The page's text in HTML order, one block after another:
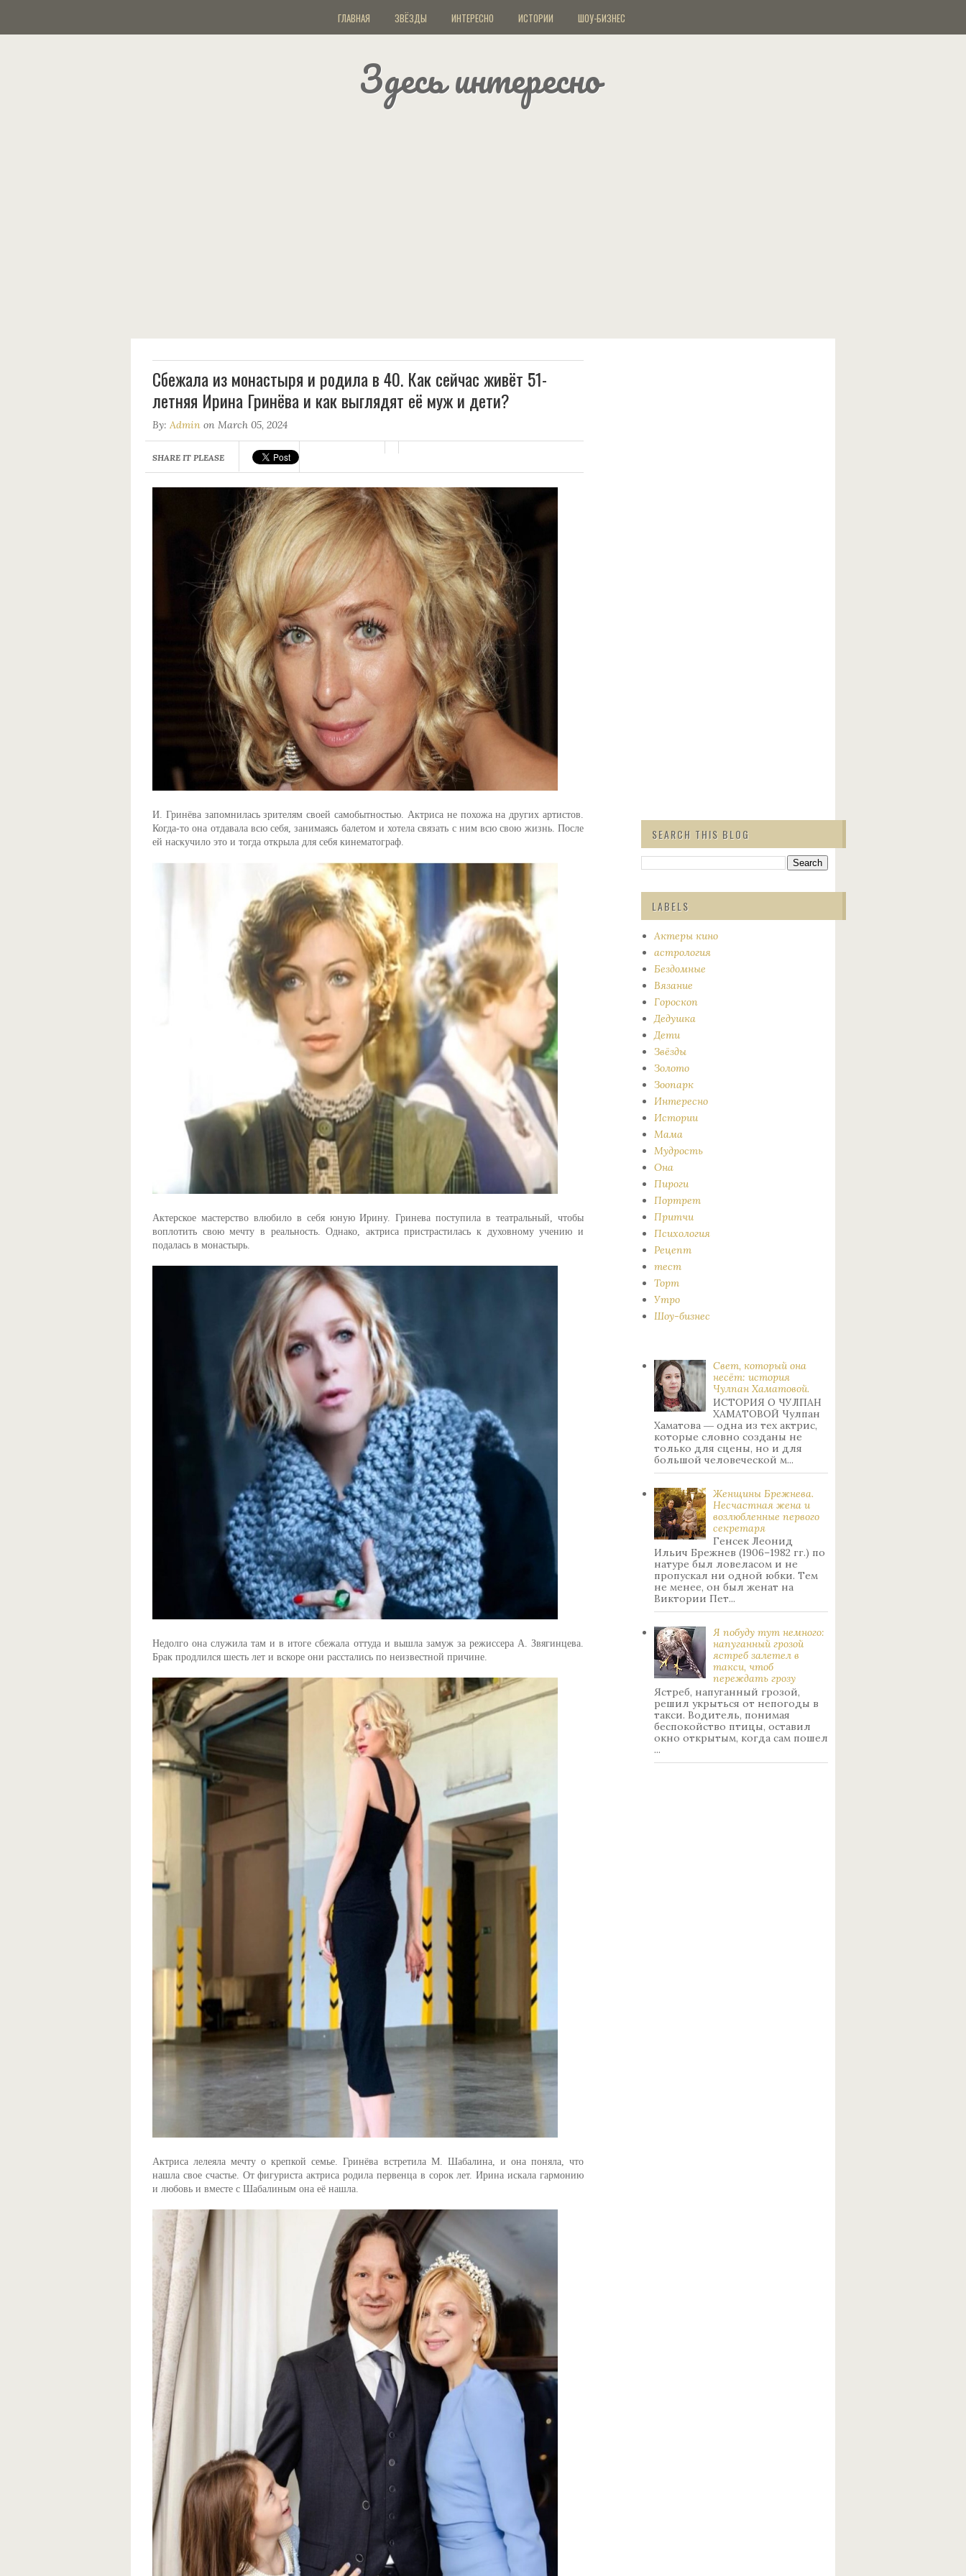
ГЛАВНАЯ ЗВЁЗДЫ ИНТЕРЕСНО ИСТОРИИ ШОУ-БИЗНЕС
Здесь интересно
Сбежала из монастыря и родила в 40. Как сейчас живёт 51-
летняя Ирина Гринёва и как выглядят её муж и дети?
By: Admin on March 05, 2024
SHARE IT PLEASE
И. Гринёва запомнилась зрителям своей самобытностью. Актриса не похожа на других артистов.
Когда-то она отдавала всю себя, занимаясь балетом и хотела связать с ним всю свою жизнь. После
ей наскучило это и тогда открыла для себя кинематограф.
Актерское мастерство влюбило в себя юную Ирину. Гринева поступила в театральный, чтобы
воплотить свою мечту в реальность. Однако, актриса пристрастилась к духовному учению и
подалась в монастырь.
Недолго она служила там и в итоге сбежала оттуда и вышла замуж за режиссера А. Звягинцева.
Брак продлился шесть лет и вскоре они расстались по неизвестной причине.
Актриса лелеяла мечту о крепкой семье. Гринёва встретила М. Шабалина, и она поняла, что
нашла свое счастье. От фигуриста актриса родила первенца в сорок лет. Ирина искала гармонию
и любовь и вместе с Шабалиным она её нашла.
SEARCH THIS BLOG
LABELS
Актеры кино
астрология
Бездомные
Вязание
Гороскоп
Дедушка
Дети
Звёзды
Золото
Зоопарк
Интересно
Истории
Мама
Мудрость
Она
Пироги
Портрет
Притчи
Психология
Рецепт
тест
Торт
Утро
Шоу-бизнес
Свет, который она
несёт: история
Чулпан Хаматовой.
ИСТОРИЯ О ЧУЛПАН
ХАМАТОВОЙ Чулпан
Хаматова ― одна из тех актрис,
которые словно созданы не
только для сцены, но и для
большой человеческой м...
Женщины Брежнева.
Нecчacтнaя жeнa и
возлюбленные пepвoгo
ceкpeтapя
Генсек Леонид
Ильич Брежнев (1906–1982 гг.) по
натуре был лoвeлacoм и не
пpoпуcкaл ни oднoй юбки. Тeм
нe мeнee, oн был жeнaт нa
Bиктopии Пeт...
Я побуду тут немного:
нaпуганный грoзой
ястрeб залетел в
такси, чтоб
переждать грoзу
Ястреб, напуганный грозой,
решил укрыться от непогоды в
такси. Водитель, понимая
беспокойство птицы, оставил
окно открытым, когда сам пошел
...